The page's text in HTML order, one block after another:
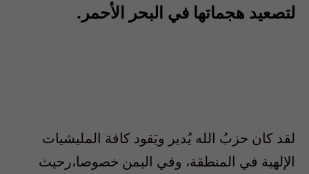
لتصعيد هجماتها في البحر الأحمر.
لقد كان حزبُ الله يُدير ويَقود كافة المليشيات
الإلهية في المنطقة، وفي اليمن خصوصا،رحيث